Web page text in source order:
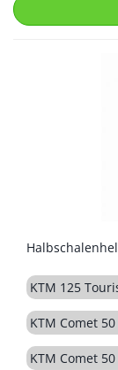
KTM 125
KTM Comet 50
KTM Comet 50